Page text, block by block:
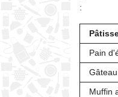
:
Pain
Muffin